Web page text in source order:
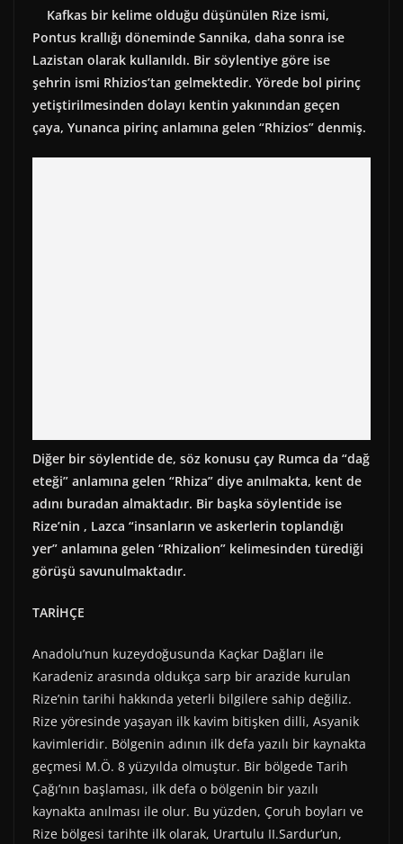
e
b
o
o
k
w
i
t
t
e
r
)
t
e
r
e
s
t
t
s
A
p
p
e
g
r
a
m
Kafkas bir kelime olduğu düşünülen Rize ismi,
Pontus krallığı döneminde Sannika, daha sonra ise
Lazistan olarak kullanıldı. Bir söylentiye göre ise
şehrin ismi Rhizios’tan gelmektedir. Yörede bol pirinç
yetiştirilmesinden dolayı kentin yakınından geçen
çaya, Yunanca pirinç anlamına gelen “Rhizios” denmiş.
Diğer bir söylentide de, söz konusu çay Rumca da “dağ
eteği” anlamına gelen “Rhiza” diye anılmakta, kent de
adını buradan almaktadır. Bir başka söylentide ise
Rize’nin , Lazca “insanların ve askerlerin toplandığı
yer” anlamına gelen “Rhizalion” kelimesinden türediği
görüşü savunulmaktadır.
TARİHÇE
Anadolu’nun kuzeydoğusunda Kaçkar Dağları ile
Karadeniz arasında oldukça sarp bir arazide kurulan
Rize’nin tarihi hakkında yeterli bilgilere sahip değiliz.
Rize yöresinde yaşayan ilk kavim bitişken dilli, Asyanik
kavimleridir. Bölgenin adının ilk defa yazılı bir kaynakta
geçmesi M.Ö. 8 yüzyılda olmuştur. Bir bölgede Tarih
Çağı’nın başlaması, ilk defa o bölgenin bir yazılı
kaynakta anılması ile olur. Bu yüzden, Çoruh boyları ve
Rize bölgesi tarihte ilk olarak, Urartulu II.Sardur’un,